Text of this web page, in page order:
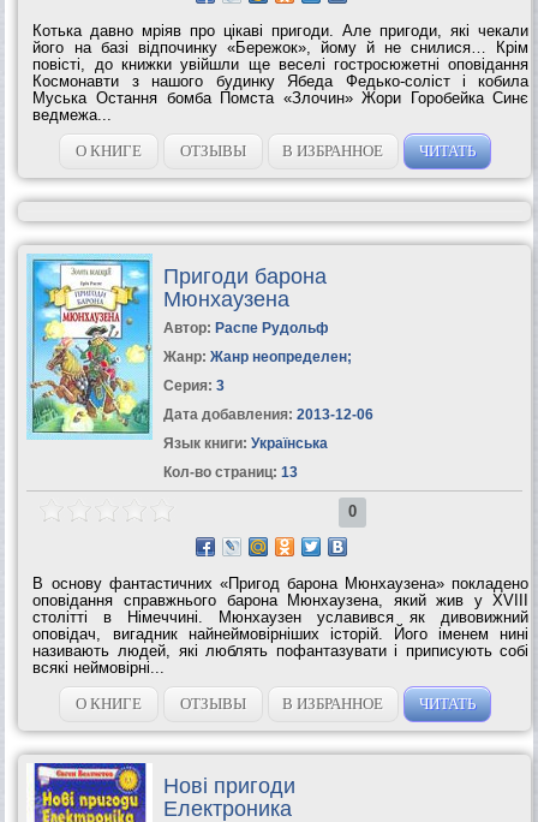
Котька давно мріяв про цікаві пригоди. Але пригоди, які чекали
його на базі відпочинку «Бережок», йому й не снилися… Крім
повісті, до книжки увійшли ще веселі гостросюжетні оповідання
Космонавти з нашого будинку Ябеда Федько-соліст і кобила
Муська Остання бомба Помста «Злочин» Жори Горобейка Синє
ведмежа...
О КНИГЕ
ОТЗЫВЫ В ИЗБРАННОЕ ЧИТАТЬ
Пригоди барона
Мюнхаузена
Автор: Распе Рудольф
Жанр: Жанр неопределен;
Серия: 3
Дата добавления: 2013-12-06
Язык книги: Українська
Кол-во страниц: 13
0
В основу фантастичних «Пригод барона Мюнхаузена» покладено
оповідання справжнього барона Мюнхаузена, який жив у XVIII
столітті в Німеччині. Мюнхаузен уславився як дивовижний
оповідач, вигадник найнеймовірніших історій. Його іменем нині
називають людей, які люблять пофантазувати і приписують собі
всякі неймовірні...
О КНИГЕ
ОТЗЫВЫ В ИЗБРАННОЕ ЧИТАТЬ
Нові пригоди
Електроника